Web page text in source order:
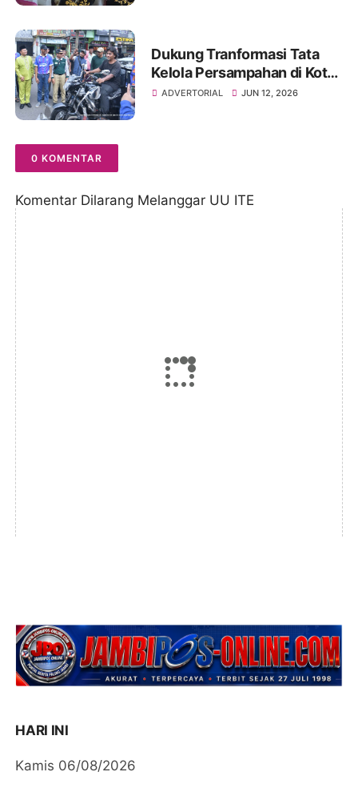
Dukung Tranformasi Tata
Kelola Persampahan di Kota
Jambi, Masyarakat Solok
ADVERTORIAL JUN 12, 2026
0 KOMENTAR
Komentar Dilarang Melanggar UU ITE
HARI INI
Kamis 06/08/2026